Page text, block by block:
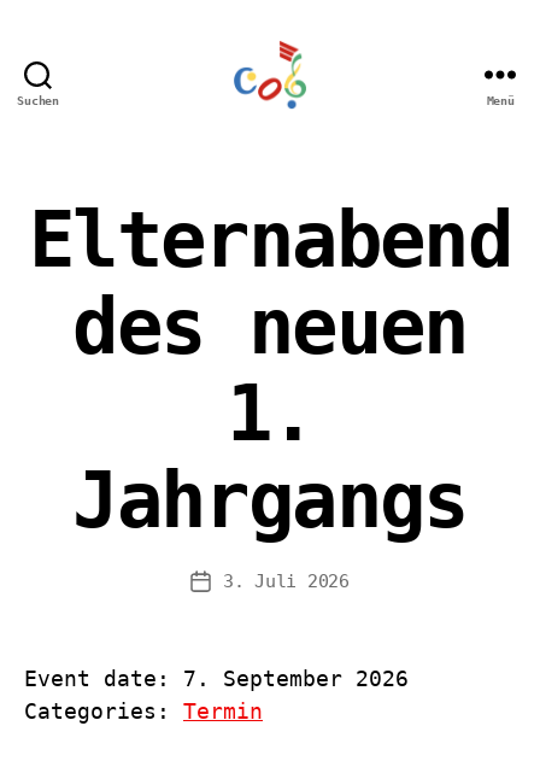
Suchen Menü
Elternabend
des neuen
1.
Jahrgangs
Veröffentlichungsdatum
3. Juli 2026
Event date: 7. September 2026
Categories: Termin